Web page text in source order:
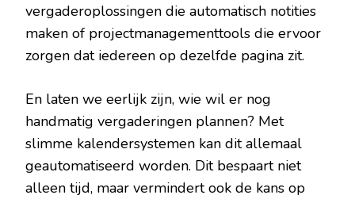
vergaderoplossingen die automatisch notities
maken of projectmanagementtools die ervoor
zorgen dat iedereen op dezelfde pagina zit.
En laten we eerlijk zijn, wie wil er nog
handmatig vergaderingen plannen? Met
slimme kalendersystemen kan dit allemaal
geautomatiseerd worden. Dit bespaart niet
alleen tijd, maar vermindert ook de kans op